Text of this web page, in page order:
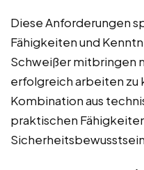
Diese Anforderungen
Fähigkeiten und
Schweißer mitbringen
erfolgreich arbeiten zu
Kombination aus
praktischen